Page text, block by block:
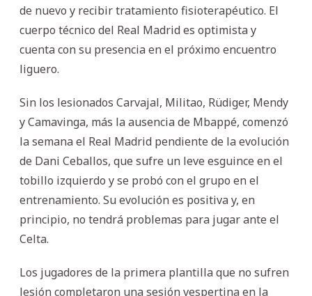
de nuevo y recibir tratamiento fisioterapéutico. El
cuerpo técnico del Real Madrid es optimista y
cuenta con su presencia en el próximo encuentro
liguero.
Sin los lesionados Carvajal, Militao, Rüdiger, Mendy
y Camavinga, más la ausencia de Mbappé, comenzó
la semana el Real Madrid pendiente de la evolución
de Dani Ceballos, que sufre un leve esguince en el
tobillo izquierdo y se probó con el grupo en el
entrenamiento. Su evolución es positiva y, en
principio, no tendrá problemas para jugar ante el
Celta.
Los jugadores de la primera plantilla que no sufren
lesión completaron una sesión vespertina en la